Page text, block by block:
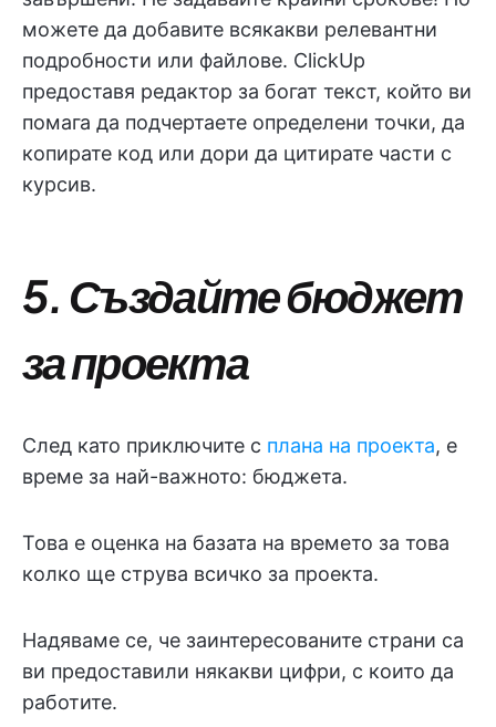
можете да добавите всякакви релевантни
подробности или файлове. ClickUp
предоставя редактор за богат текст, който ви
помага да подчертаете определени точки, да
копирате код или дори да цитирате части с
курсив.
5. Създайте бюджет
за проекта
След като приключите с плана на проекта, е
време за най-важното: бюджета.
Това е оценка на базата на времето за това
колко ще струва всичко за проекта.
Надяваме се, че заинтересованите страни са
ви предоставили някакви цифри, с които да
работите.